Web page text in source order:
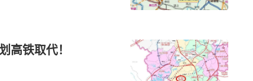
高铁取代！